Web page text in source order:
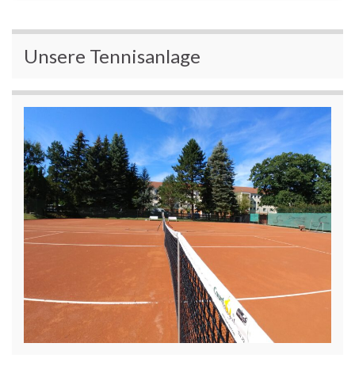
Unsere Tennisanlage